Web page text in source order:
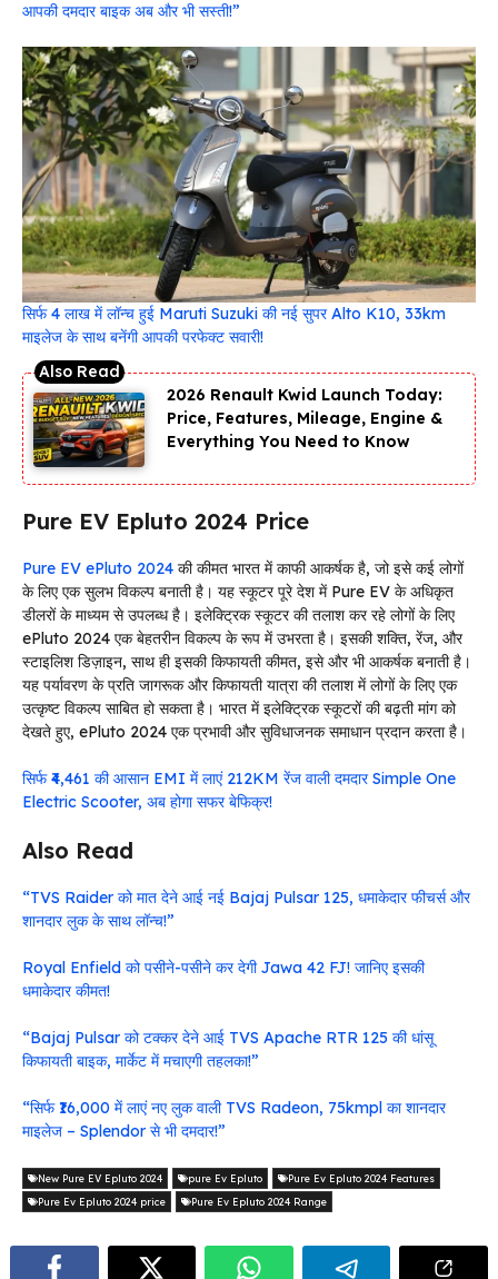
आपकी दमदार बाइक अब और भी सस्ती!”
सिर्फ 4 लाख में लॉन्च हुई Maruti Suzuki की नई सुपर Alto K10, 33km
माइलेज के साथ बनेंगी आपकी परफेक्ट सवारी!
2026 Renault Kwid Launch Today:
Price, Features, Mileage, Engine &
Everything You Need to Know
Pure EV Epluto 2024 Price
Pure EV ePluto 2024 की कीमत भारत में काफी आकर्षक है, जो इसे कई लोगों
के लिए एक सुलभ विकल्प बनाती है। यह स्कूटर पूरे देश में Pure EV के अधिकृत
डीलरों के माध्यम से उपलब्ध है। इलेक्ट्रिक स्कूटर की तलाश कर रहे लोगों के लिए
ePluto 2024 एक बेहतरीन विकल्प के रूप में उभरता है। इसकी शक्ति, रेंज, और
स्टाइलिश डिज़ाइन, साथ ही इसकी किफायती कीमत, इसे और भी आकर्षक बनाती है।
यह पर्यावरण के प्रति जागरूक और किफायती यात्रा की तलाश में लोगों के लिए एक
उत्कृष्ट विकल्प साबित हो सकता है। भारत में इलेक्ट्रिक स्कूटरों की बढ़ती मांग को
देखते हुए, ePluto 2024 एक प्रभावी और सुविधाजनक समाधान प्रदान करता है।
सिर्फ ₹4,461 की आसान EMI में लाएं 212KM रेंज वाली दमदार Simple One
Electric Scooter, अब होगा सफर बेफिक्र!
Also Read
“TVS Raider को मात देने आई नई Bajaj Pulsar 125, धमाकेदार फीचर्स और
शानदार लुक के साथ लॉन्च!”
Royal Enfield को पसीने-पसीने कर देगी Jawa 42 FJ! जानिए इसकी
धमाकेदार कीमत!
“Bajaj Pulsar को टक्कर देने आई TVS Apache RTR 125 की धांसू
किफायती बाइक, मार्केट में मचाएगी तहलका!”
“सिर्फ ₹16,000 में लाएं नए लुक वाली TVS Radeon, 75kmpl का शानदार
माइलेज – Splendor से भी दमदार!”
New Pure EV Epluto 2024 pure Ev Epluto
Pure Ev Epluto 2024 Features
Pure Ev Epluto 2024 price
Pure Ev Epluto 2024 Range